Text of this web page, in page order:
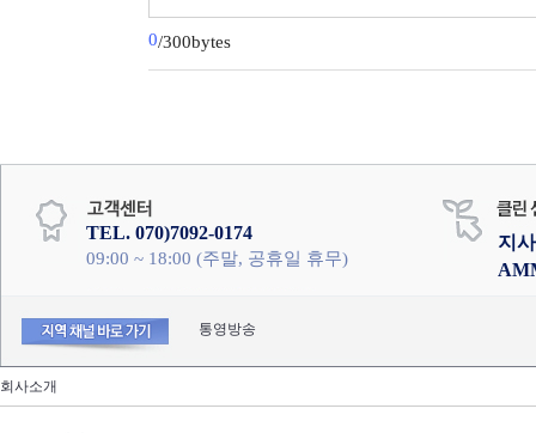
0/300bytes
TEL. 070)7092-0174
09:00 ~ 18:00 (주말, 공휴일 휴무)
지
통영방송
회사소개